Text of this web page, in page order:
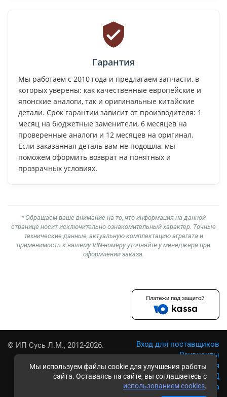
Мы используем файлы cookie для улучшения работы
сайта. Оставаясь на сайте, вы соглашаетесь с
использованием cookies.
Гарантия
Мы работаем с 2010 года и предлагаем запчасти, в
которых уверены: как качественные европейские и
японские аналоги, так и оригинальные китайские
детали. Срок гарантии зависит от производителя: 1
месяц на бюджетные заменители, 6 месяцев на
проверенные аналоги и 12 месяцев на оригинал.
Если заказанная деталь вам не подошла, мы
поможем оформить возврат на понятных и
прозрачных условиях.
* Обращаем ваше внимание на то, что информация на данной
странице носит исключительно ознакомительный характер. Точные
технические данные, актуальную комплектацию агрегата и
применимость к вашему VIN-номеру уточняйте у менеджера при
оформлении заказа.
© ИП Сусь Л.М., 2012-2026.
Вход для поставщиков
Реквизиты
Условия использования
Политика обработки ПД
Карта сайта